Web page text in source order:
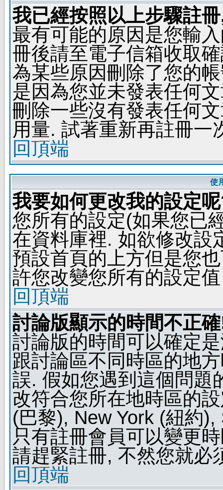
我已經按照以上步驟註
最有可能的原因是您輸
冊後請至電子信箱收取
為某些原因刪除了您的
是因為您並未發表任何
刪除一些沒有發表任何
用量. 試著重新再註冊一
回頂端
使
我要如何更改我的設定
您所有的設定(如果您已
在資料庫裡. 如欲修改設
預設首頁的上方但是您
許您改變您所有的設定值
回頂端
討論版顯示的時間不正
討論版的時間可以確定
跟討論區不同時區的地
誤. 假如您遇到這個問題
改符合您所在地時區的
(巴黎), New York (紐約
只有註冊會員可以變更
請趕緊註冊, 不然您就必
回頂端